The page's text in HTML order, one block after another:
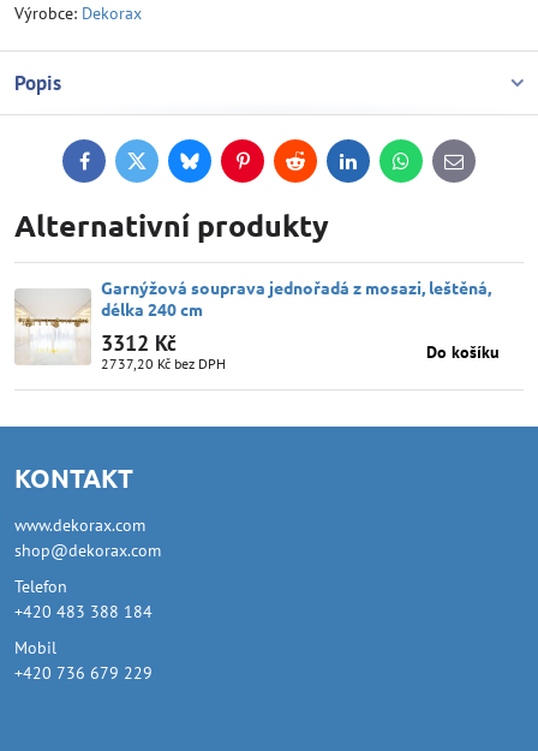
Výrobce: Dekorax
Popis
FacebookTwitterBlueskyPinterestReddit LinkedInWhatsApp
E-
mail
Alternativní produkty
Garnýžová souprava jednořadá z mosazi, leštěná,
délka 240 cm
3312 Kč
2737,20 Kč bez DPH
Do košíku
KONTAKT
www.dekorax.com
shop@dekorax.com
Telefon
+420 483 388 184
Mobil
+420 736 679 229